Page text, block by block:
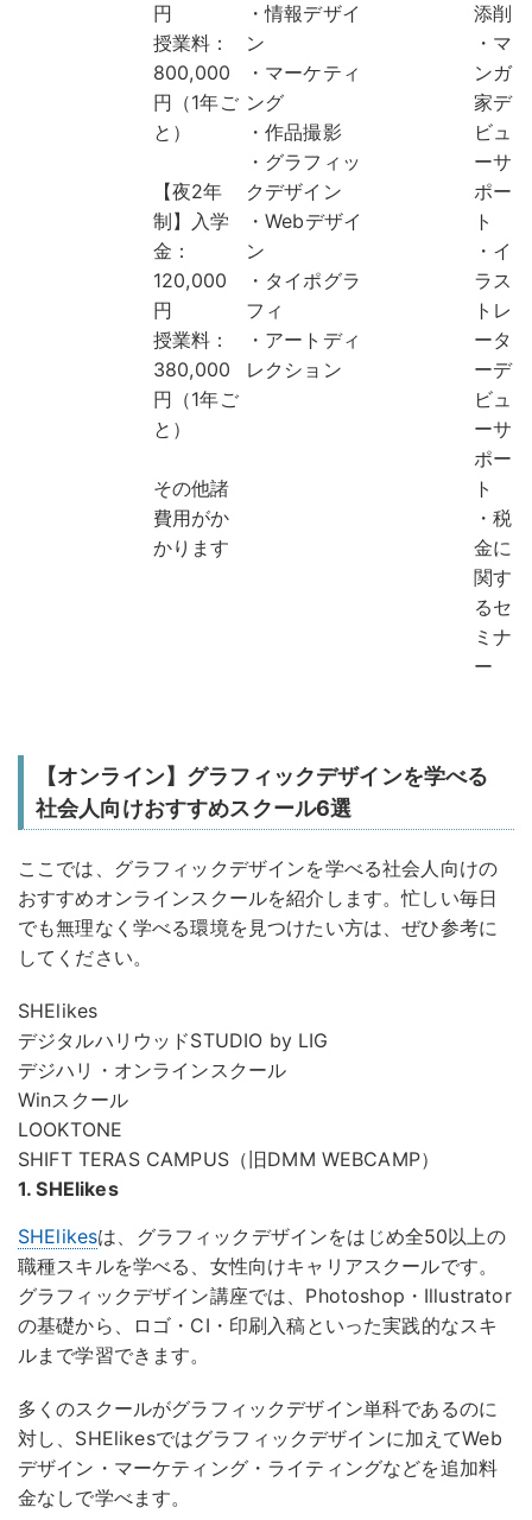
円
授業料：
800,000
円（1年ご
と）
【夜2年
制】入学
金：
120,000
円
授業料：
380,000
円（1年ご
と）
その他諸
費用がか
かります
・情報デザイ
ン
・マーケティ
ング
・作品撮影
・グラフィッ
クデザイン
・Webデザイ
ン
・タイポグラ
フィ
・アートディ
レクション
添削
・マ
ンガ
家デ
ビュ
ーサ
ポー
ト
・イ
ラス
トレ
ータ
ーデ
ビュ
ーサ
ポー
ト
・税
金に
関す
るセ
ミナ
ー
【オンライン】グラフィックデザインを学べる
社会人向けおすすめスクール6選
ここでは、グラフィックデザインを学べる社会人向けの
おすすめオンラインスクールを紹介します。忙しい毎日
でも無理なく学べる環境を見つけたい方は、ぜひ参考に
してください。
SHElikes
デジタルハリウッドSTUDIO by LIG
デジハリ・オンラインスクール
Winスクール
LOOKTONE
SHIFT TERAS CAMPUS（旧DMM WEBCAMP）
1. SHElikes
SHElikesは、グラフィックデザインをはじめ全50以上の
職種スキルを学べる、女性向けキャリアスクールです。
グラフィックデザイン講座では、Photoshop・Illustrator
の基礎から、ロゴ・CI・印刷入稿といった実践的なスキ
ルまで学習できます。
多くのスクールがグラフィックデザイン単科であるのに
対し、SHElikesではグラフィックデザインに加えてWeb
デザイン・マーケティング・ライティングなどを追加料
金なしで学べます。